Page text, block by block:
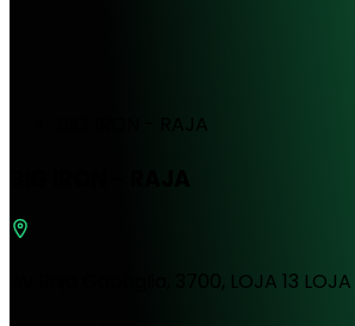
BIG IRON - RAJA
Av Raja Gabaglia, 3700, LOJA 13 LOJA